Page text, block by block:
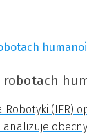
Robotyki (IFR)
analizuje